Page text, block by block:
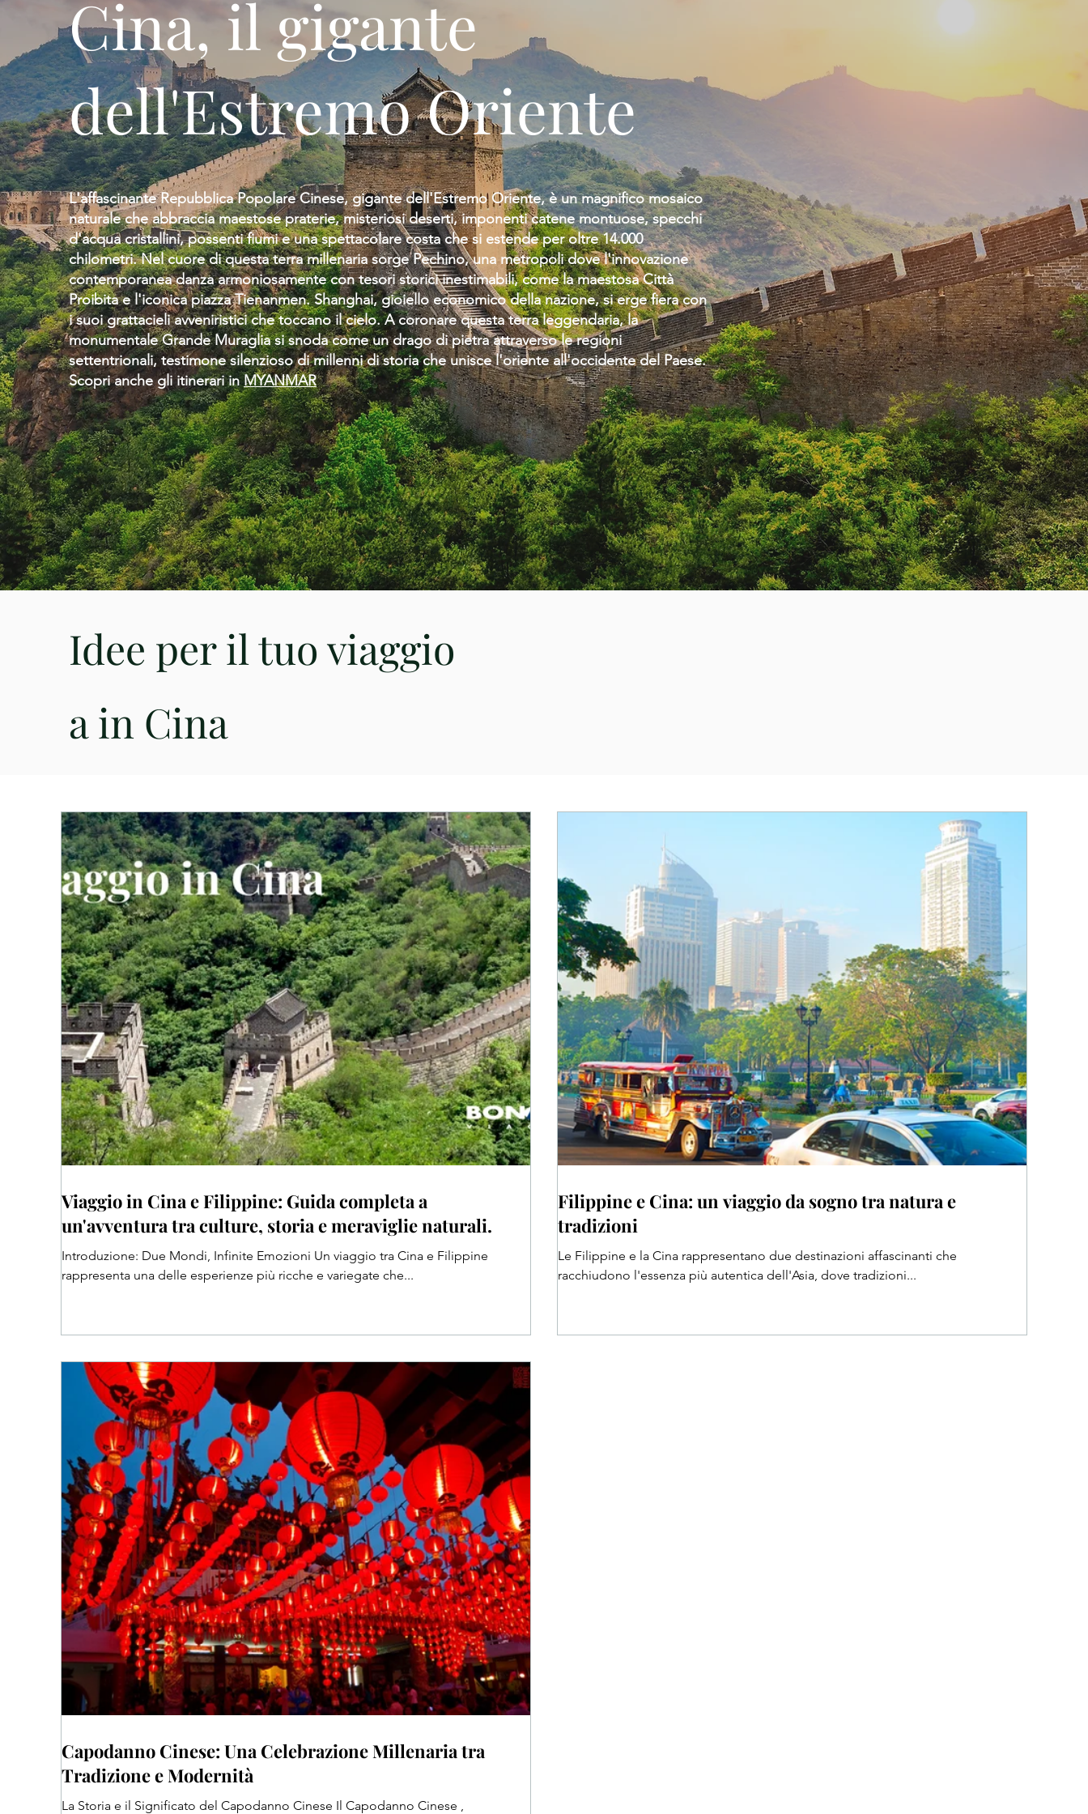
Cina, il gigante
dell'Estremo Oriente
L'affascinante Repubblica Popolare Cinese, gigante dell'Estremo Oriente, è un magnifico mosaico
naturale che abbraccia maestose praterie, misteriosi deserti, imponenti catene montuose, specchi
d'acqua cristallini, possenti fiumi e una spettacolare costa che si estende per oltre 14.000
chilometri. Nel cuore di questa terra millenaria sorge Pechino, una metropoli dove l'innovazione
contemporanea danza armoniosamente con tesori storici inestimabili, come la maestosa Città
Proibita e l'iconica piazza Tienanmen. Shanghai, gioiello economico della nazione, si erge fiera con
i suoi grattacieli avveniristici che toccano il cielo. A coronare questa terra leggendaria, la
monumentale Grande Muraglia si snoda come un drago di pietra attraverso le regioni
settentrionali, testimone silenzioso di millenni di storia che unisce l'oriente all'occidente del Paese.
Scopri anche gli itinerari inMYANMAR
Idee per il tuo viaggio
a in Cina
Viaggio in Cina e Filippine: Guida completa a
un'avventura tra culture, storia e meraviglie naturali.
Introduzione: Due Mondi, Infinite Emozioni Un viaggio tra Cina e Filippine
rappresenta una delle esperienze più ricche e variegate che...
Filippine e Cina: un viaggio da sogno tra natura e
tradizioni
Le Filippine e la Cina rappresentano due destinazioni affascinanti che
racchiudono l'essenza più autentica dell'Asia, dove tradizioni...
Capodanno Cinese: Una Celebrazione Millenaria tra
Tradizione e Modernità
La Storia e il Significato del Capodanno Cinese Il Capodanno Cinese ,